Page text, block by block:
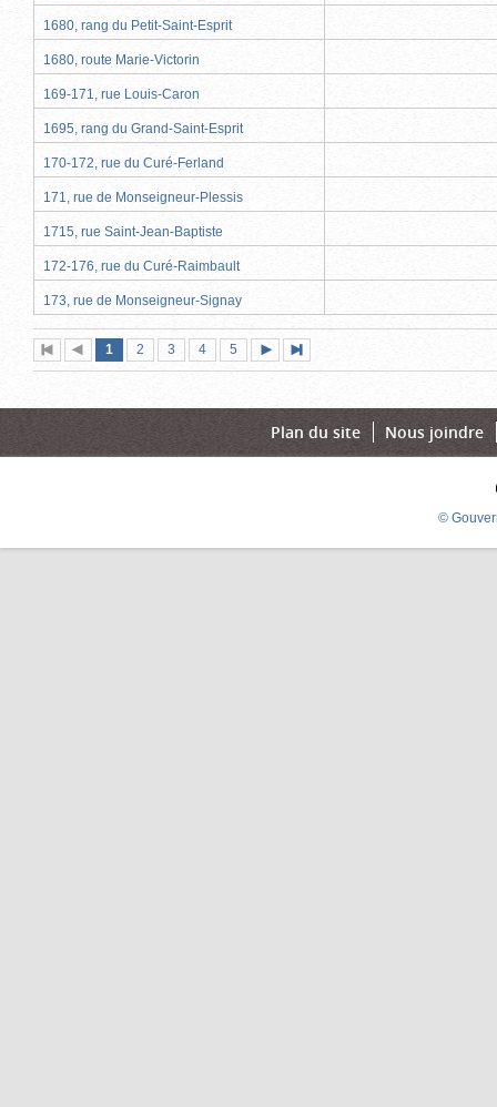
1680, rang du Petit-Saint-Esprit
1680, route Marie-Victorin
169-171, rue Louis-Caron
1695, rang du Grand-Saint-Esprit
170-172, rue du Curé-Ferland
171, rue de Monseigneur-Plessis
1715, rue Saint-Jean-Baptiste
172-176, rue du Curé-Raimbault
173, rue de Monseigneur-Signay
Première
page
Page
précédente
Page
1 (page
actuelle)
Page
2 Page
3 Page
4 Page
5
suivante
page
Plan du site Nous joindre
©